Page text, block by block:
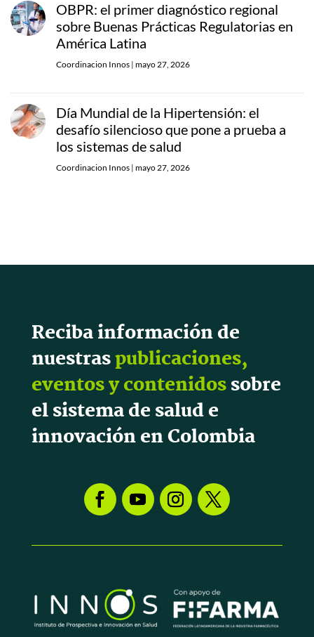
OBPR: el primer diagnóstico regional
sobre Buenas Prácticas Regulatorias en
América Latina
Coordinacion Innos | mayo 27, 2026
Día Mundial de la Hipertensión: el
desafío silencioso que pone a prueba a
los sistemas de salud
Coordinacion Innos | mayo 27, 2026
Reciba información de
nuestraspublicaciones,
eventos y contenidossobre
el sistema de salud e
innovación en Colombia